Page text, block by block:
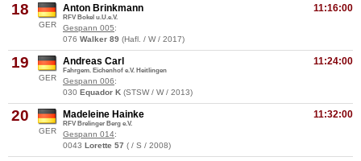
18
GER
11:16:00
Anton Brinkmann
RFV Bokel u.U.e.V.
Gespann 005:
076 Walker 89 (Hafl. / W / 2017)
19
GER
11:24:00
Andreas Carl
Fahrgem. Eichenhof e.V. Heitlingen
Gespann 006:
030 Equador K (STSW / W / 2013)
20
GER
11:32:00
Madeleine Hainke
RFV Brelinger Berg e.V.
Gespann 014:
0043 Lorette 57 ( / S / 2008)